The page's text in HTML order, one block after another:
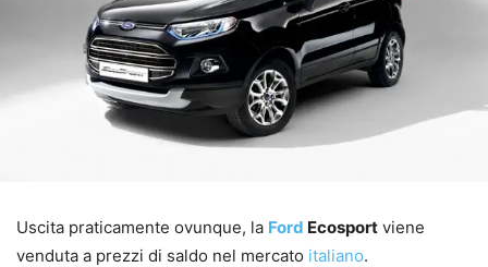
Uscita praticamente ovunque, la Ford Ecosport viene
venduta a prezzi di saldo nel mercato italiano.